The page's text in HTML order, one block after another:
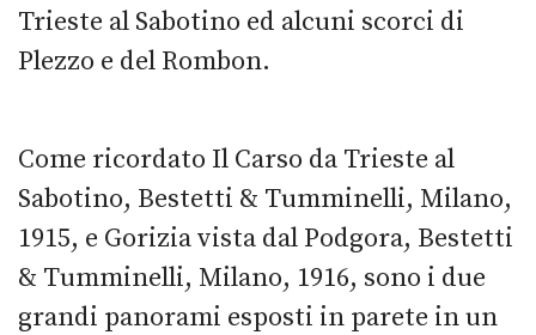
Trieste al Sabotino ed alcuni scorci di
Plezzo e del Rombon.
Come ricordato Il Carso da Trieste al
Sabotino, Bestetti & Tumminelli, Milano,
1915, e Gorizia vista dal Podgora, Bestetti
& Tumminelli, Milano, 1916, sono i due
grandi panorami esposti in parete in un